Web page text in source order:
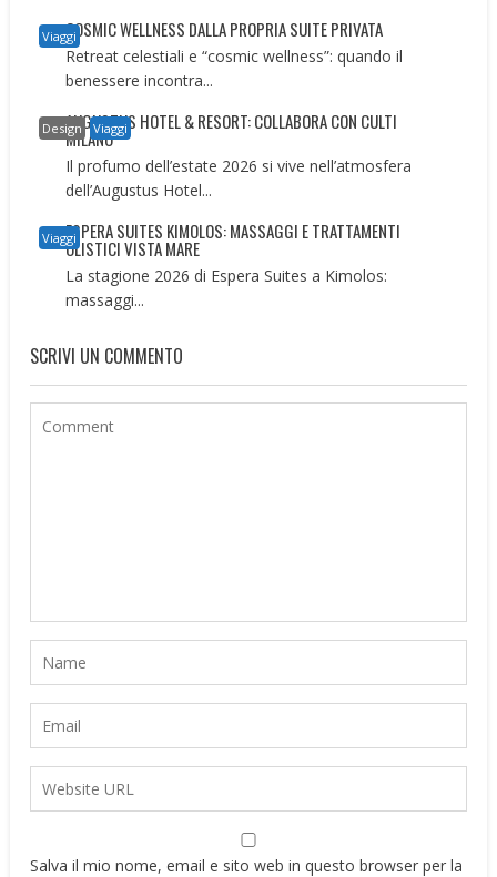
ViaggiCOSMIC WELLNESS DALLA PROPRIA SUITE PRIVATA
Retreat celestiali e “cosmic wellness”: quando il
benessere incontra...
Design Viaggi
AUGUSTUS HOTEL & RESORT: COLLABORA CON CULTI
MILANO
Il profumo dell’estate 2026 si vive nell’atmosfera
dell’Augustus Hotel...
ViaggiESPERA SUITES KIMOLOS: MASSAGGI E TRATTAMENTI
OLISTICI VISTA MARE
La stagione 2026 di Espera Suites a Kimolos:
massaggi...
SCRIVI UN COMMENTO
Salva il mio nome, email e sito web in questo browser per la